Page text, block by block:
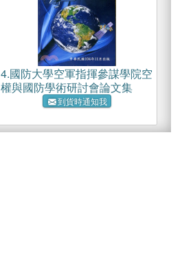
4.國防大學空軍指揮參謀學院空
權與國防學術研討會論文集
到貨時通知我